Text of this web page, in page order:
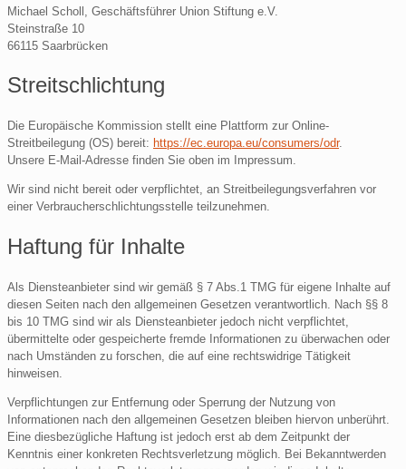
Michael Scholl, Geschäftsführer Union Stiftung e.V.
Steinstraße 10
66115 Saarbrücken
Streitschlichtung
Die Europäische Kommission stellt eine Plattform zur Online-
Streitbeilegung (OS) bereit: https://ec.europa.eu/consumers/odr.
Unsere E-Mail-Adresse finden Sie oben im Impressum.
Wir sind nicht bereit oder verpflichtet, an Streitbeilegungsverfahren vor
einer Verbraucherschlichtungsstelle teilzunehmen.
Haftung für Inhalte
Als Diensteanbieter sind wir gemäß § 7 Abs.1 TMG für eigene Inhalte auf
diesen Seiten nach den allgemeinen Gesetzen verantwortlich. Nach §§ 8
bis 10 TMG sind wir als Diensteanbieter jedoch nicht verpflichtet,
übermittelte oder gespeicherte fremde Informationen zu überwachen oder
nach Umständen zu forschen, die auf eine rechtswidrige Tätigkeit
hinweisen.
Verpflichtungen zur Entfernung oder Sperrung der Nutzung von
Informationen nach den allgemeinen Gesetzen bleiben hiervon unberührt.
Eine diesbezügliche Haftung ist jedoch erst ab dem Zeitpunkt der
Kenntnis einer konkreten Rechtsverletzung möglich. Bei Bekanntwerden